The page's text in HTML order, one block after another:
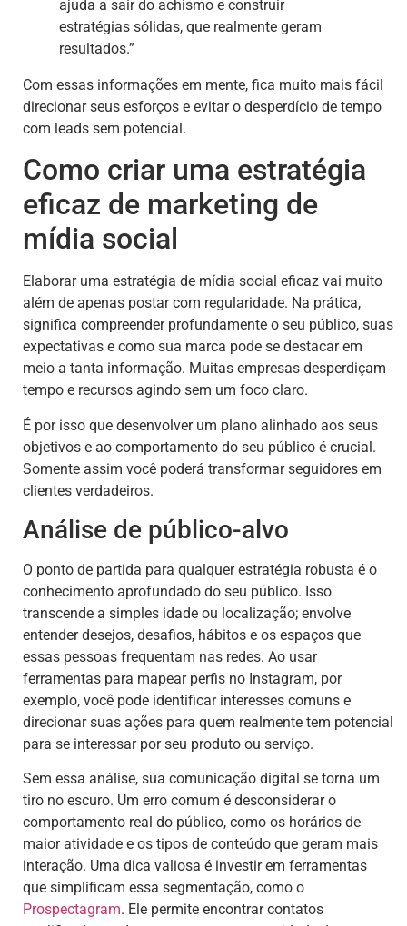
ajuda a sair do achismo e construir
estratégias sólidas, que realmente geram
resultados.”
Com essas informações em mente, fica muito mais fácil
direcionar seus esforços e evitar o desperdício de tempo
com leads sem potencial.
Como criar uma estratégia
eficaz de marketing de
mídia social
Elaborar uma estratégia de mídia social eficaz vai muito
além de apenas postar com regularidade. Na prática,
significa compreender profundamente o seu público, suas
expectativas e como sua marca pode se destacar em
meio a tanta informação. Muitas empresas desperdiçam
tempo e recursos agindo sem um foco claro.
É por isso que desenvolver um plano alinhado aos seus
objetivos e ao comportamento do seu público é crucial.
Somente assim você poderá transformar seguidores em
clientes verdadeiros.
Análise de público-alvo
O ponto de partida para qualquer estratégia robusta é o
conhecimento aprofundado do seu público. Isso
transcende a simples idade ou localização; envolve
entender desejos, desafios, hábitos e os espaços que
essas pessoas frequentam nas redes. Ao usar
ferramentas para mapear perfis no Instagram, por
exemplo, você pode identificar interesses comuns e
direcionar suas ações para quem realmente tem potencial
para se interessar por seu produto ou serviço.
Sem essa análise, sua comunicação digital se torna um
tiro no escuro. Um erro comum é desconsiderar o
comportamento real do público, como os horários de
maior atividade e os tipos de conteúdo que geram mais
interação. Uma dica valiosa é investir em ferramentas
que simplificam essa segmentação, como o
Prospectagram. Ele permite encontrar contatos